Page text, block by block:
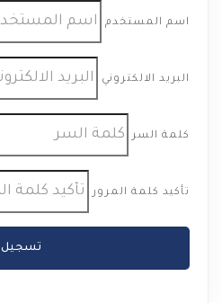
اسم المستخدم
البريد الالكتروني
كلمة السر
تأكيد كلمة المرور
تسجيل